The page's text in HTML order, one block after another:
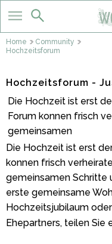
Home
Community
Hochzeitsforum
Hochzeitsforum -
Die Hochzeit ist erst
Forum konnen frisch
gemeinsamen
Die Hochzeit ist erst
konnen frisch
gemeinsamen Schritte
erste gemeinsame
Hochzeitsjubilaum
Ehepartners, teilen Sie